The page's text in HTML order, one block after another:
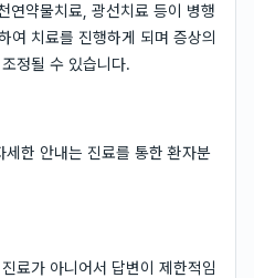
연약물치료, 광선치료 등이 병행
여 치료를 진행하게 되며 증상의
정될 수 있습니다.
한 안내는 진료를 통한 환자분
료가 아니어서 답변이 제한적임